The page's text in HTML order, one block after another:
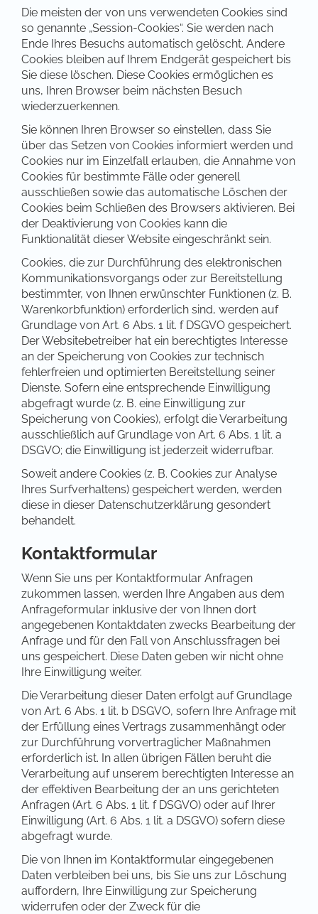
Die meisten der von uns verwendeten Cookies sind
so genannte „Session-Cookies“. Sie werden nach
Ende Ihres Besuchs automatisch gelöscht. Andere
Cookies bleiben auf Ihrem Endgerät gespeichert bis
Sie diese löschen. Diese Cookies ermöglichen es
uns, Ihren Browser beim nächsten Besuch
wiederzuerkennen.
Sie können Ihren Browser so einstellen, dass Sie
über das Setzen von Cookies informiert werden und
Cookies nur im Einzelfall erlauben, die Annahme von
Cookies für bestimmte Fälle oder generell
ausschließen sowie das automatische Löschen der
Cookies beim Schließen des Browsers aktivieren. Bei
der Deaktivierung von Cookies kann die
Funktionalität dieser Website eingeschränkt sein.
Cookies, die zur Durchführung des elektronischen
Kommunikationsvorgangs oder zur Bereitstellung
bestimmter, von Ihnen erwünschter Funktionen (z. B.
Warenkorbfunktion) erforderlich sind, werden auf
Grundlage von Art. 6 Abs. 1 lit. f DSGVO gespeichert.
Der Websitebetreiber hat ein berechtigtes Interesse
an der Speicherung von Cookies zur technisch
fehlerfreien und optimierten Bereitstellung seiner
Dienste. Sofern eine entsprechende Einwilligung
abgefragt wurde (z. B. eine Einwilligung zur
Speicherung von Cookies), erfolgt die Verarbeitung
ausschließlich auf Grundlage von Art. 6 Abs. 1 lit. a
DSGVO; die Einwilligung ist jederzeit widerrufbar.
Soweit andere Cookies (z. B. Cookies zur Analyse
Ihres Surfverhaltens) gespeichert werden, werden
diese in dieser Datenschutzerklärung gesondert
behandelt.
Kontaktformular
Wenn Sie uns per Kontaktformular Anfragen
zukommen lassen, werden Ihre Angaben aus dem
Anfrageformular inklusive der von Ihnen dort
angegebenen Kontaktdaten zwecks Bearbeitung der
Anfrage und für den Fall von Anschlussfragen bei
uns gespeichert. Diese Daten geben wir nicht ohne
Ihre Einwilligung weiter.
Die Verarbeitung dieser Daten erfolgt auf Grundlage
von Art. 6 Abs. 1 lit. b DSGVO, sofern Ihre Anfrage mit
der Erfüllung eines Vertrags zusammenhängt oder
zur Durchführung vorvertraglicher Maßnahmen
erforderlich ist. In allen übrigen Fällen beruht die
Verarbeitung auf unserem berechtigten Interesse an
der effektiven Bearbeitung der an uns gerichteten
Anfragen (Art. 6 Abs. 1 lit. f DSGVO) oder auf Ihrer
Einwilligung (Art. 6 Abs. 1 lit. a DSGVO) sofern diese
abgefragt wurde.
Die von Ihnen im Kontaktformular eingegebenen
Daten verbleiben bei uns, bis Sie uns zur Löschung
auffordern, Ihre Einwilligung zur Speicherung
widerrufen oder der Zweck für die